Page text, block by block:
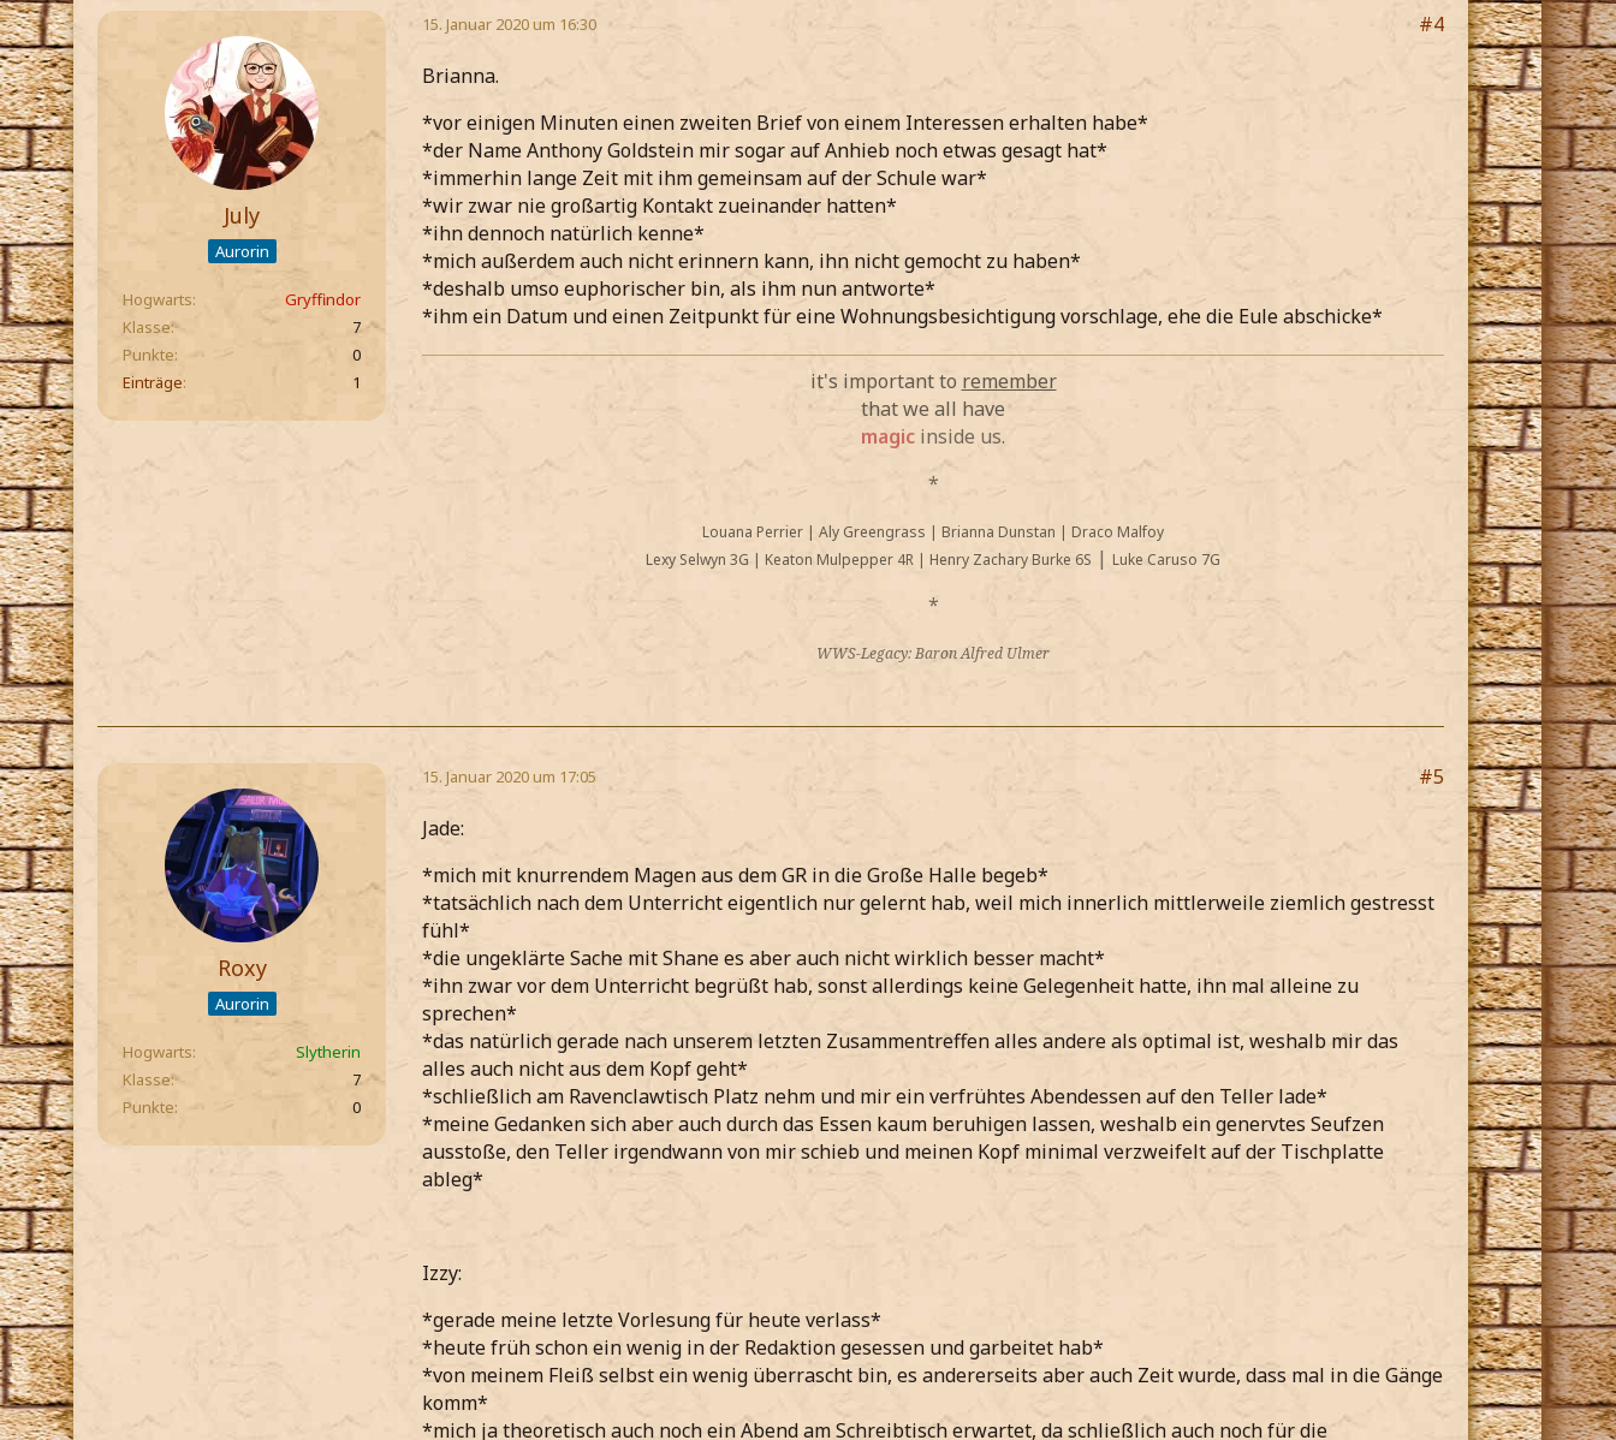
July
Aurorin
Hogwarts
Gryffindor
Klasse
7
Punkte
0
Einträge
1
15. Januar 2020 um 16:30
#4
Brianna.
*vor einigen Minuten einen zweiten Brief von einem Interessen erhalten habe*
*der Name Anthony Goldstein mir sogar auf Anhieb noch etwas gesagt hat*
*immerhin lange Zeit mit ihm gemeinsam auf der Schule war*
*wir zwar nie großartig Kontakt zueinander hatten*
*ihn dennoch natürlich kenne*
*mich außerdem auch nicht erinnern kann, ihn nicht gemocht zu haben*
*deshalb umso euphorischer bin, als ihm nun antworte*
*ihm ein Datum und einen Zeitpunkt für eine Wohnungsbesichtigung vorschlage, ehe die Eule abschicke*
it's important to remember
that we all have
magic inside us.
*
Louana Perrier | Aly Greengrass | Brianna Dunstan | Draco Malfoy
Lexy Selwyn 3G | Keaton Mulpepper 4R | Henry Zachary Burke 6S | Luke Caruso 7G
*
WWS-Legacy: Baron Alfred Ulmer
Roxy
Aurorin
Hogwarts
Slytherin
Klasse
7
Punkte
0
15. Januar 2020 um 17:05
#5
Jade:
*mich mit knurrendem Magen aus dem GR in die Große Halle begeb*
*tatsächlich nach dem Unterricht eigentlich nur gelernt hab, weil mich innerlich mittlerweile ziemlich gestresst
fühl*
*die ungeklärte Sache mit Shane es aber auch nicht wirklich besser macht*
*ihn zwar vor dem Unterricht begrüßt hab, sonst allerdings keine Gelegenheit hatte, ihn mal alleine zu
sprechen*
*das natürlich gerade nach unserem letzten Zusammentreffen alles andere als optimal ist, weshalb mir das
alles auch nicht aus dem Kopf geht*
*schließlich am Ravenclawtisch Platz nehm und mir ein verfrühtes Abendessen auf den Teller lade*
*meine Gedanken sich aber auch durch das Essen kaum beruhigen lassen, weshalb ein genervtes Seufzen
ausstoße, den Teller irgendwann von mir schieb und meinen Kopf minimal verzweifelt auf der Tischplatte
ableg*
Izzy:
*gerade meine letzte Vorlesung für heute verlass*
*heute früh schon ein wenig in der Redaktion gesessen und garbeitet hab*
*von meinem Fleiß selbst ein wenig überrascht bin, es andererseits aber auch Zeit wurde, dass mal in die Gänge
komm*
*mich ja theoretisch auch noch ein Abend am Schreibtisch erwartet, da schließlich auch noch für die